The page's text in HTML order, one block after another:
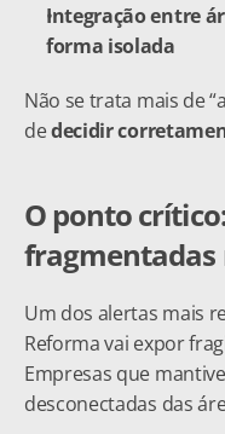
Integração entre
forma isolada
Não se trata mais de
de decidir
O ponto
fragmentadas
Um dos alertas mais
Reforma vai expor
Empresas que
desconectadas das